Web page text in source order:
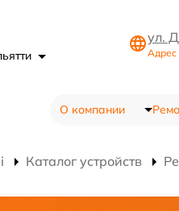
ул.
Адрес
О компании
Каталог устройств